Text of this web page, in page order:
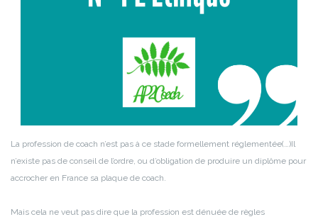
La profession de coach n’est pas à ce stade formellement réglementée(…)Il
n’existe pas de conseil de l’ordre, ou d’obligation de produire un diplôme pour
accrocher en France sa plaque de coach.
Mais cela ne veut pas dire que la profession est dénuée de règles